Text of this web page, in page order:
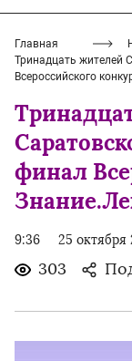
Главная
Тринадцать жителей
Всероссийского
финал
9:36 25 октября
303